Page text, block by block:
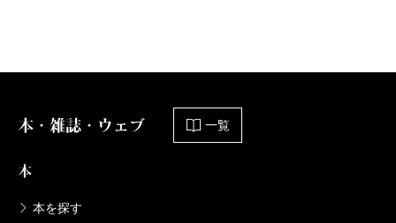
本・雑誌・ウェブ 一覧
本
本を探す